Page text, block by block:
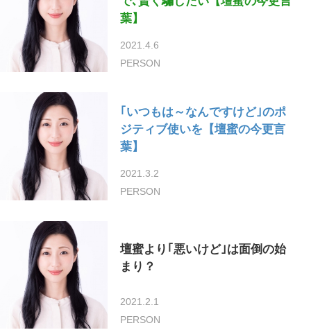
葉】
2021.4.6
PERSON
｢いつもは～なんですけど｣のポ
ジティブ使いを【壇蜜の今更言
葉】
2021.3.2
PERSON
壇蜜より｢悪いけど｣は面倒の始
まり？
2021.2.1
PERSON